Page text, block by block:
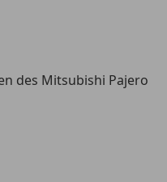
des Mitsubishi Pajero